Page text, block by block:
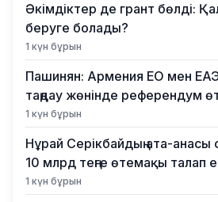
Әкімдіктер де грант бөлді:
беруге болады?
1 күн бұрын
Пашинян: Армения ЕО мен
таңдау жөнінде референдум
1 күн бұрын
Нұрай Серікбайдың ата-
10 млрд теңге өтемақы талап
1 күн бұрын